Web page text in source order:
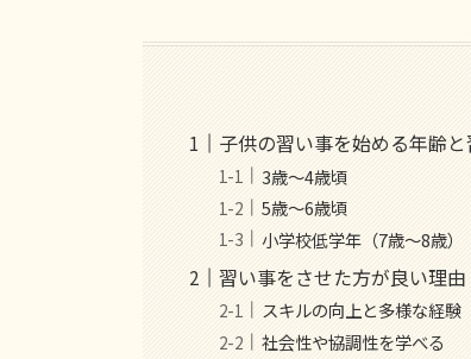
子供の習い事を始める年齢
3歳〜4歳頃
5歳〜6歳頃
小学校低学年（7歳〜8歳）
習い事をさせた方が良い理由
スキルの向上と多様な経験
社会性や協調性を学べる